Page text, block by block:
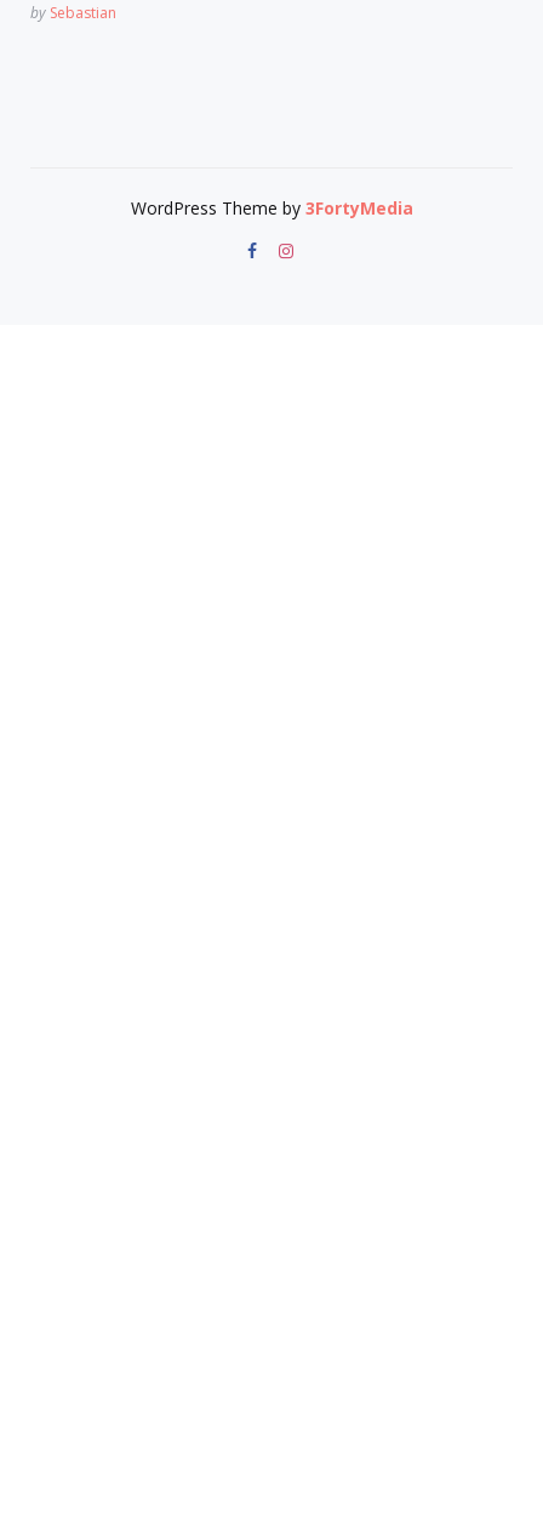
Posted
by Sebastian
WordPress Theme by 3FortyMedia